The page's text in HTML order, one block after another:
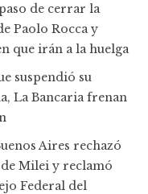
de cerrar la
Paolo Rocca y
que irán a la huelga
suspendió su
La Bancaria frenan
Aires rechazó
Milei y reclamó
Federal del